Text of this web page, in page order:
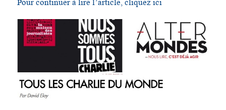
Pour continuer à lire l’article, cliquez ici